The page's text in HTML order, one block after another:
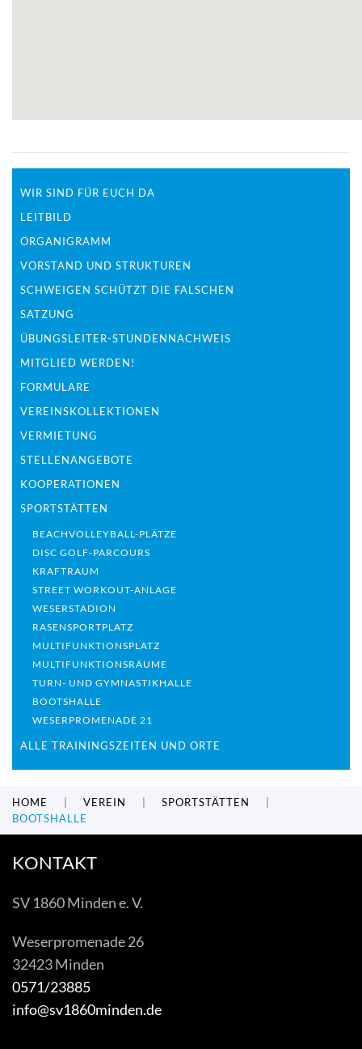
WIR SIND FÜR EUCH DA
LEITBILD
ORGANIGRAMM
VORSTAND UND STRUKTUREN
SCHWEIGEN SCHÜTZT DIE FALSCHEN
SATZUNG
ÜBUNGSLEITER-STUNDENNACHWEIS
MITGLIED WERDEN!
FORMULARE
VEREINSKOLLEKTIONEN
VERMIETUNG
STELLENANGEBOTE
KOOPERATIONEN
SPORTSTÄTTEN
BEACHVOLLEYBALL-PLÄTZE
DISC GOLF-PARCOURS
KRAFTRAUM
STREET WORKOUT-ANLAGE
WESERSTADION
RASENSPORTPLATZ
MULTIFUNKTIONSPLATZ
MULTIFUNKTIONSRÄUME
TURN- UND GYMNASTIKHALLE
BOOTSHALLE
WESERPROMENADE 21
ALLE TRAININGSZEITEN UND ORTE
HOME VEREIN
SPORTSTÄTTEN
BOOTSHALLE
KONTAKT
SV 1860 Minden e. V.
Weserpromenade 26
32423 Minden
0571/23885
info@sv1860minden.de